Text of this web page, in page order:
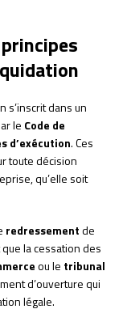
s’inscrit dans un
le Code de
d’exécution. Ces
toute décision
qu’elle soit
redressementde
la cessation des
ou le tribunal
d’ouverture qui
légale.